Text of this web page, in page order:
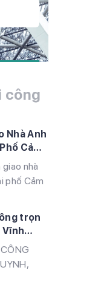
công
Nhà Anh
Cảm
nhà
phố Cảm
sơn dầu,
sân
đẳng
trọn
Vĩnh